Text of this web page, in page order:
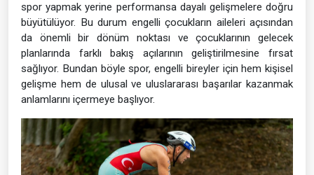
spor yapmak yerine performansa dayalı gelişmelere doğru
büyütülüyor. Bu durum engelli çocukların aileleri açısından
da önemli bir dönüm noktası ve çocuklarının gelecek
planlarında farklı bakış açılarının geliştirilmesine fırsat
sağlıyor. Bundan böyle spor, engelli bireyler için hem kişisel
gelişme hem de ulusal ve uluslararası başarılar kazanmak
anlamlarını içermeye başlıyor.